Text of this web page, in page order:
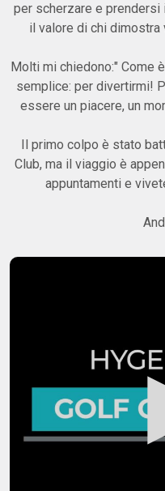
per scherzare e prendersi
il valore di chi
Molti mi chiedono:" Come
semplice: per divertirmi!
essere un piacere, un
Il primo colpo è stato
Club, ma il viaggio è
appuntamenti e